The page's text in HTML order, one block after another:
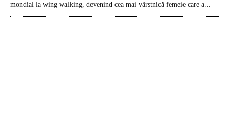
mondial la wing walking, devenind cea mai vârstnică femeie care a...